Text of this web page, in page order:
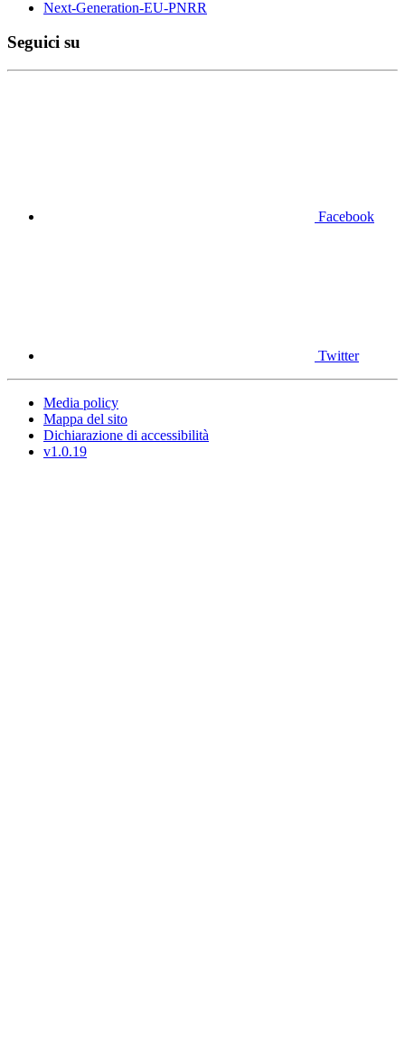
Next-Generation-EU-PNRR
Seguici su
Facebook
Twitter
Media policy
Mappa del sito
Dichiarazione di accessibilità
v1.0.19